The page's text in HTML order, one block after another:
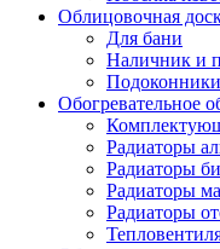
Облицовочная
Для бани
Наличник и
Подоконники
Обогревательное
Радиаторы
Радиаторы
Радиаторы
Радиаторы